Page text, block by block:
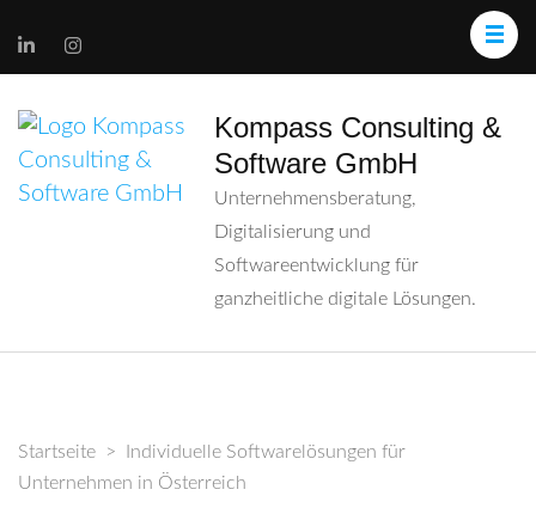
Kompass Consulting &
Software GmbH
Unternehmensberatung,
Digitalisierung und
Softwareentwicklung für
ganzheitliche digitale Lösungen.
Startseite >
Individuelle Softwarelösungen für
Unternehmen in Österreich